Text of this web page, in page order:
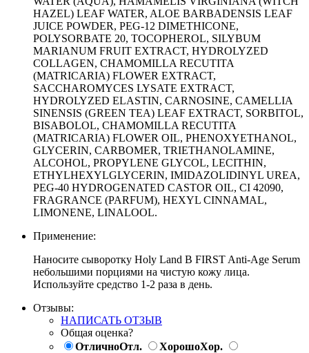
HAZEL) LEAF WATER, ALOE BARBADENSIS LEAF
JUICE POWDER, PEG-12 DIMETHICONE,
POLYSORBATE 20, TOCOPHEROL, SILYBUM
MARIANUM FRUIT EXTRACT, HYDROLYZED
COLLAGEN, CHAMOMILLA RECUTITA
(MATRICARIA) FLOWER EXTRACT,
SACCHAROMYCES LYSATE EXTRACT,
HYDROLYZED ELASTIN, CARNOSINE, CAMELLIA
SINENSIS (GREEN TEA) LEAF EXTRACT, SORBITOL,
BISABOLOL, CHAMOMILLA RECUTITA
(MATRICARIA) FLOWER OIL, PHENOXYETHANOL,
GLYCERIN, CARBOMER, TRIETHANOLAMINE,
ALCOHOL, PROPYLENE GLYCOL, LECITHIN,
ETHYLHEXYLGLYCERIN, IMIDAZOLIDINYL UREA,
PEG-40 HYDROGENATED CASTOR OIL, CI 42090,
FRAGRANCE (PARFUM), HEXYL CINNAMAL,
LIMONENE, LINALOOL.
Применение:
Наносите сыворотку Holy Land B FIRST Anti-Age Serum
небольшими порциями на чистую кожу лица.
Используйте средство 1-2 раза в день.
Отзывы:
НАПИСАТЬ ОТЗЫВ
Общая оценка?
ОтличноОтл. ХорошоХор.